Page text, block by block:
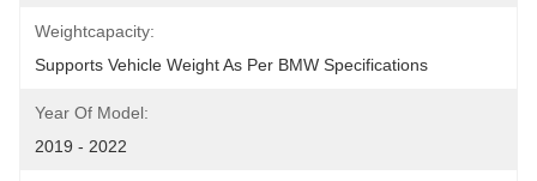
Weightcapacity:
Supports Vehicle Weight As Per BMW Specifications
Year Of Model:
2019 - 2022